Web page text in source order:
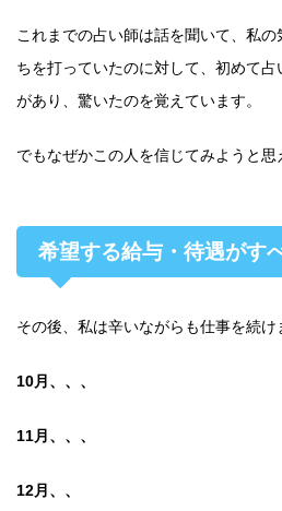
これまでの占い師は話を聞いて、私
ちを打っていたのに対して、初めて
があり、驚いたのを覚えています。
でもなぜかこの人を信じてみようと思
希望する給与・待遇がす
その後、私は辛いながらも仕事を続け
10月、、、
11月、、、
12月、、